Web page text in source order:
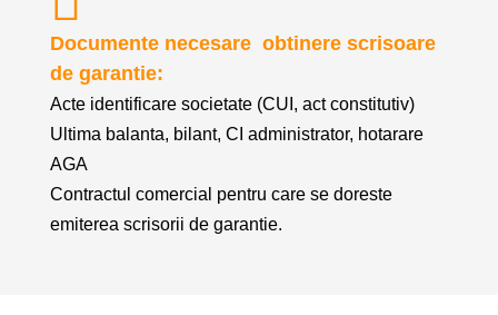
Documente necesare obtinere scrisoare
de garantie:
Acte identificare societate (CUI, act constitutiv)
Ultima balanta, bilant, CI administrator, hotarare
AGA
Contractul comercial pentru care se doreste
emiterea scrisorii de garantie.